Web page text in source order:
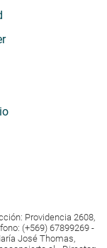
Providencia 2608,
(+569) 67899269 -
José Thomas,